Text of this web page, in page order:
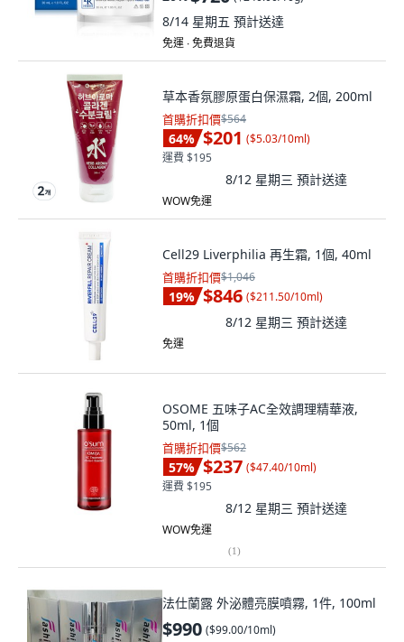
8/14 星期五 預計送達
免運 ∙ 免費退貨
草本香氛膠原蛋白保濕霜, 2個, 200ml
首購折扣價$564
64% $201 ($5.03/10ml)
運費 $195
8/12 星期三 預計送達
WOW免運
Cell29 Liverphilia 再生霜, 1個, 40ml
首購折扣價$1,046
19% $846 ($211.50/10ml)
8/12 星期三 預計送達
免運
OSOME 五味子AC全效調理精華液,
50ml, 1個
首購折扣價$562
57% $237 ($47.40/10ml)
運費 $195
8/12 星期三 預計送達
WOW免運
(1)
法仕蘭露 外泌體亮膜噴霧, 1件, 100ml
$990 ($99.00/10ml)